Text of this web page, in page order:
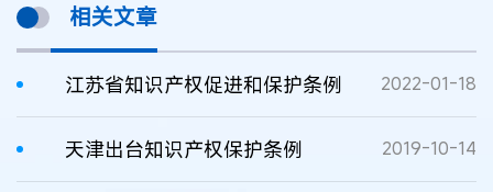
相关文章
江苏省知识产权促进和保护条例 2022-01-18
天津出台知识产权保护条例 2019-10-14